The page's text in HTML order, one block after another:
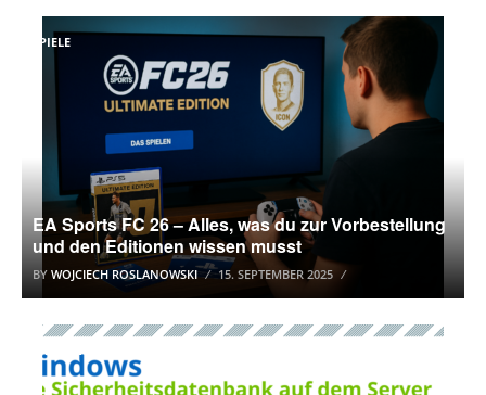
SPIELE
EA Sports FC 26 – Alles, was du zur Vorbestellung
und den Editionen wissen musst
BY WOJCIECH ROSLANOWSKI 15. SEPTEMBER 2025
WINDOWS 10